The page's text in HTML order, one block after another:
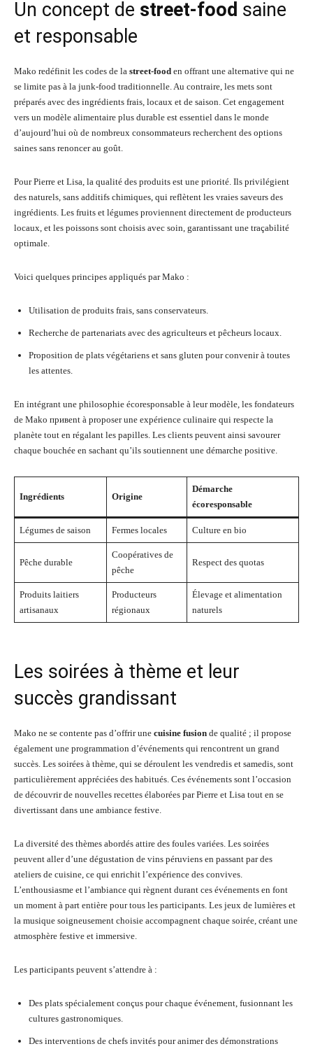
Un concept de street-food saine
et responsable
Mako redéfinit les codes de la street-food en offrant une alternative qui ne
se limite pas à la junk-food traditionnelle. Au contraire, les mets sont
préparés avec des ingrédients frais, locaux et de saison. Cet engagement
vers un modèle alimentaire plus durable est essentiel dans le monde
d’aujourd’hui où de nombreux consommateurs recherchent des options
saines sans renoncer au goût.
Pour Pierre et Lisa, la qualité des produits est une priorité. Ils privilégient
des naturels, sans additifs chimiques, qui reflètent les vraies saveurs des
ingrédients. Les fruits et légumes proviennent directement de producteurs
locaux, et les poissons sont choisis avec soin, garantissant une traçabilité
optimale.
Voici quelques principes appliqués par Mako :
Utilisation de produits frais, sans conservateurs.
Recherche de partenariats avec des agriculteurs et pêcheurs locaux.
Proposition de plats végétariens et sans gluten pour convenir à toutes
les attentes.
En intégrant une philosophie écoresponsable à leur modèle, les fondateurs
de Mako привent à proposer une expérience culinaire qui respecte la
planète tout en régalant les papilles. Les clients peuvent ainsi savourer
chaque bouchée en sachant qu’ils soutiennent une démarche positive.
Ingrédients Origine
Démarche
écoresponsable
Légumes de saison Fermes locales Culture en bio
Pêche durable
Coopératives de
pêche
Respect des quotas
Produits laitiers
artisanaux
Producteurs
régionaux
Élevage et alimentation
naturels
Les soirées à thème et leur
succès grandissant
Mako ne se contente pas d’offrir une cuisine fusion de qualité ; il propose
également une programmation d’événements qui rencontrent un grand
succès. Les soirées à thème, qui se déroulent les vendredis et samedis, sont
particulièrement appréciées des habitués. Ces événements sont l’occasion
de découvrir de nouvelles recettes élaborées par Pierre et Lisa tout en se
divertissant dans une ambiance festive.
La diversité des thèmes abordés attire des foules variées. Les soirées
peuvent aller d’une dégustation de vins péruviens en passant par des
ateliers de cuisine, ce qui enrichit l’expérience des convives.
L’enthousiasme et l’ambiance qui règnent durant ces événements en font
un moment à part entière pour tous les participants. Les jeux de lumières et
la musique soigneusement choisie accompagnent chaque soirée, créant une
atmosphère festive et immersive.
Les participants peuvent s’attendre à :
Des plats spécialement conçus pour chaque événement, fusionnant les
cultures gastronomiques.
Des interventions de chefs invités pour animer des démonstrations